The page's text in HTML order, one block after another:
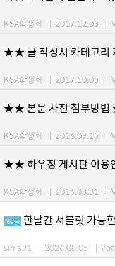
KSA학생회 | 2017.12.03 |
★★ 글 작성시 카테고
KSA학생회 | 2017.10.05 |
★★ 본문 사진 첨부방
KSA학생회 | 2016.09.15 |
★★ 하우징 게시판 이
KSA학생회 | 2016.08.31 |
New 한달간 서블릿 가능
sinla91 | 2026.08.05 |